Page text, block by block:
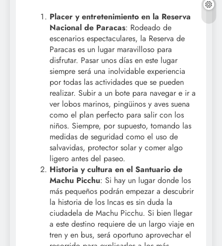
Placer y entretenimiento en la Reserva
Nacional de Paracas: Rodeado de
escenarios espectaculares, la Reserva de
Paracas es un lugar maravilloso para
disfrutar. Pasar unos días en este lugar
siempre será una inolvidable experiencia
por todas las actividades que se pueden
realizar. Subir a un bote para navegar e ir a
ver lobos marinos, pingüinos y aves suena
como el plan perfecto para salir con los
niños. Siempre, por supuesto, tomando las
medidas de seguridad como el uso de
salvavidas, protector solar y comer algo
ligero antes del paseo.
Historia y cultura en el Santuario de
Machu Picchu: Si hay un lugar donde los
más pequeños podrán empezar a descubrir
la historia de los Incas es sin duda la
ciudadela de Machu Picchu. Si bien llegar
a este destino requiere de un largo viaje en
tren y en bus, será oportuno aprovechar el